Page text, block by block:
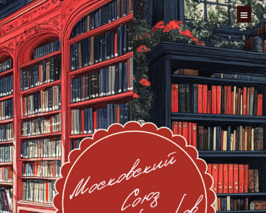
Перейти
к
содержимому